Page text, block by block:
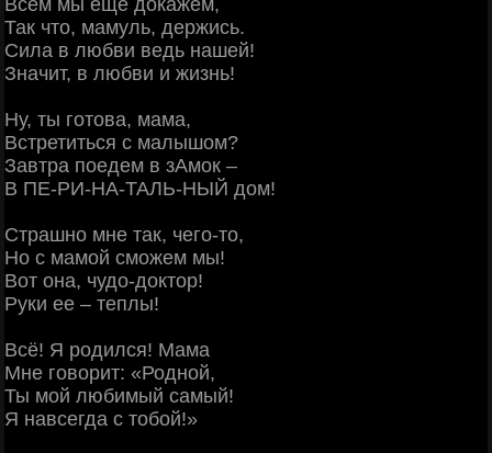
Всем мы еще докажем,
Так что, мамуль, держись.
Сила в любви ведь нашей!
Значит, в любви и жизнь!
Ну, ты готова, мама,
Встретиться с малышом?
Завтра поедем в зАмок –
В ПЕ-РИ-НА-ТАЛЬ-НЫЙ дом!
Страшно мне так, чего-то,
Но с мамой сможем мы!
Вот она, чудо-доктор!
Руки ее – теплы!
Всё! Я родился! Мама
Мне говорит: «Родной,
Ты мой любимый самый!
Я навсегда с тобой!»